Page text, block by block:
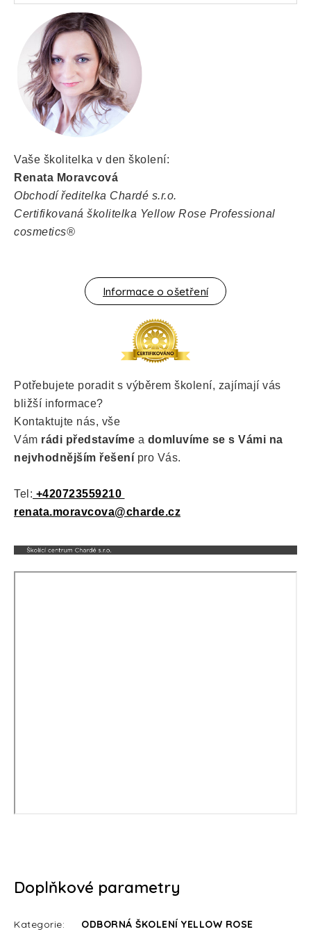
Vaše školitelka v den školení:
Renata Moravcová
Obchodí ředitelka Chardé s.r.o.
Certifikovaná školitelka Yellow Rose Professional
cosmetics®
Informace o ošetření
Potřebujete poradit s výběrem školení, zajímají vás
bližší informace?
Kontaktujte nás, vše
Vám rádi představíme a domluvíme se s Vámi na
nejvhodnějším řešení pro Vás.
Tel: +420723559210
renata.moravcova@charde.cz
Doplňkové parametry
Kategorie:
ODBORNÁ ŠKOLENÍ YELLOW ROSE